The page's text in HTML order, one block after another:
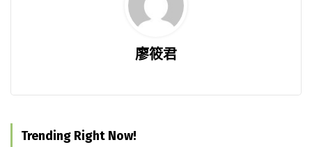
廖筱君
Trending Right Now!